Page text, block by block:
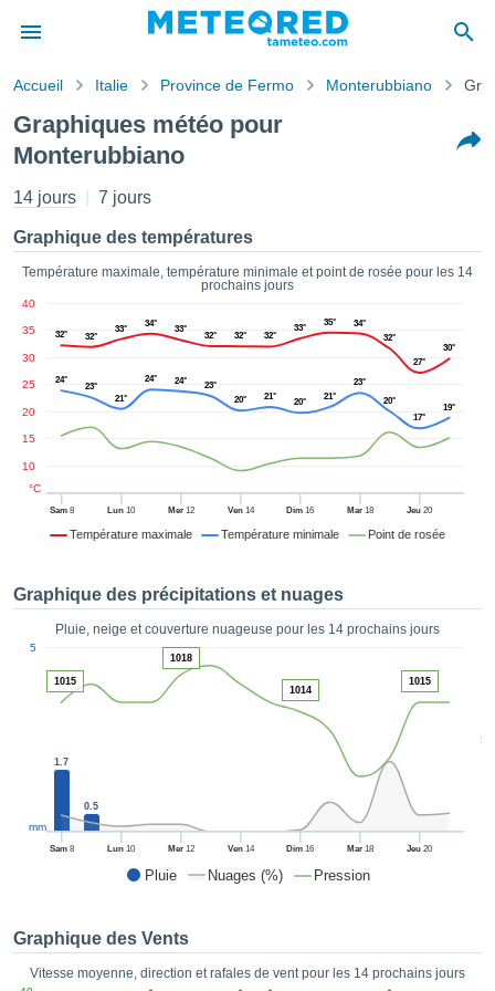
de
a
des
en
les
les
des
par le
de
sur
ACCEPTER
CONTINUER
Accueil Italie Province de Fermo Monterubbiano
Graphiques météo pour
Monterubbiano
14 jours 7 jours
Graphique des températures
Température maximale, température minimale et point de rosée pour les 14
prochains jours
Température maximale Température minimale Point de rosée
Sam8 Lun 10 Mer12 Ven14 Dim 16 Mar18 Jeu 20
10
15
20
25
30
35
40
°C
32° 32°
33°
34°
33°
32° 32° 32°
33°
35°
34°
32°
27°
30°
24°
23°
21°
24° 24°
23°
20°
21°
20°
21°
23°
20°
17°
19°
Graphique des précipitations et nuages
Pluie, neige et couverture nuageuse pour les 14 prochains jours
Pluie Nuages (%) Pression
50
Sam8 Lun 10 Mer12 Ven14 Dim 16 Mar18 Jeu 20
5
mm
1.7
0.5
1015
1018
1014
1015
Graphique des Vents
Vitesse moyenne, direction et rafales de vent pour les 14 prochains jours